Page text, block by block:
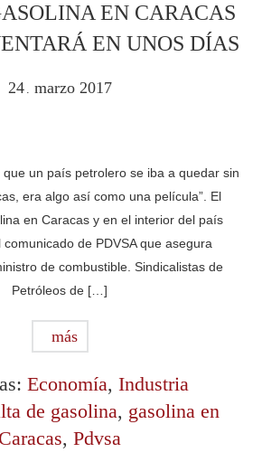
EN CARACAS
EN UNOS DÍAS
24 . marzo 2017
que un país petrolero se iba a quedar sin
era algo así como una película”. El
en Caracas y en el interior del país
de PDVSA que asegura
de combustible. Sindicalistas de
Petróleos de […]
más
Economía, Industria
de gasolina, gasolina en
Caracas, Pdvsa